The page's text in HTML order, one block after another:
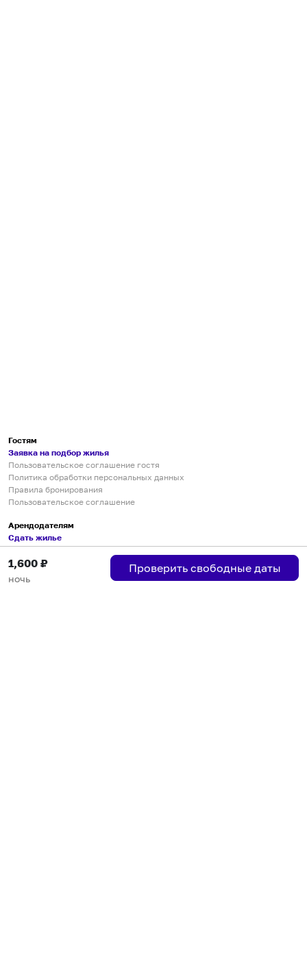
1,600 ₽
ночь
Проверить свободные даты
Гостям
Заявка на подбор жилья
Пользовательское соглашение гостя
Политика обработки персональных данных
Правила бронирования
Пользовательское соглашение
Арендодателям
Сдать жилье
Пользовательское соглашение
Правила публикации объявлений